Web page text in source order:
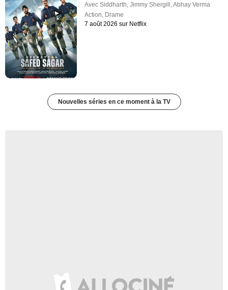
AvecSiddharth,Jimmy Shergill,Abhay Verma
Action, Drame
7 août 2026 sur Netflix
Nouvelles séries en ce moment à la TV